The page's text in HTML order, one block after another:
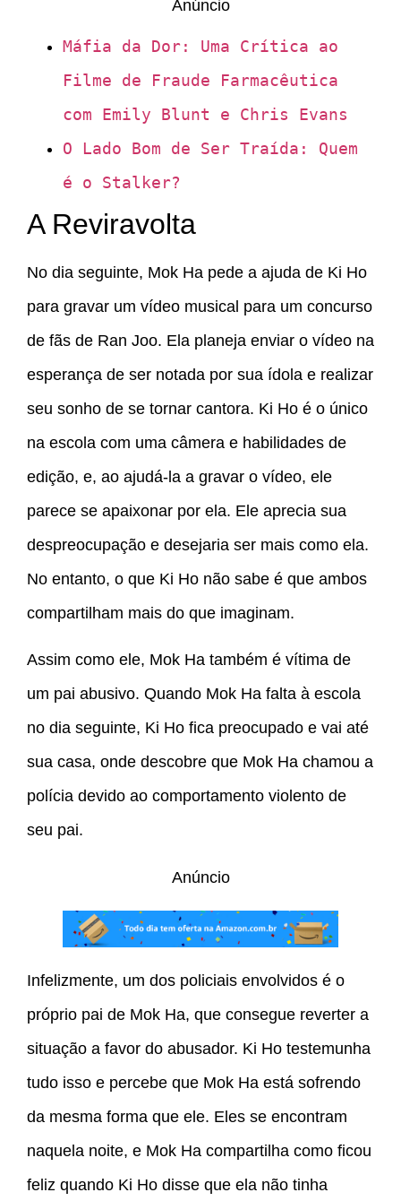
Anúncio
Máfia da Dor: Uma Crítica ao
Filme de Fraude Farmacêutica
com Emily Blunt e Chris Evans
O Lado Bom de Ser Traída: Quem
é o Stalker?
A Reviravolta
No dia seguinte, Mok Ha pede a ajuda de Ki Ho
para gravar um vídeo musical para um concurso
de fãs de Ran Joo. Ela planeja enviar o vídeo na
esperança de ser notada por sua ídola e realizar
seu sonho de se tornar cantora. Ki Ho é o único
na escola com uma câmera e habilidades de
edição, e, ao ajudá-la a gravar o vídeo, ele
parece se apaixonar por ela. Ele aprecia sua
despreocupação e desejaria ser mais como ela.
No entanto, o que Ki Ho não sabe é que ambos
compartilham mais do que imaginam.
Assim como ele, Mok Ha também é vítima de
um pai abusivo. Quando Mok Ha falta à escola
no dia seguinte, Ki Ho fica preocupado e vai até
sua casa, onde descobre que Mok Ha chamou a
polícia devido ao comportamento violento de
seu pai.
Anúncio
Infelizmente, um dos policiais envolvidos é o
próprio pai de Mok Ha, que consegue reverter a
situação a favor do abusador. Ki Ho testemunha
tudo isso e percebe que Mok Ha está sofrendo
da mesma forma que ele. Eles se encontram
naquela noite, e Mok Ha compartilha como ficou
feliz quando Ki Ho disse que ela não tinha